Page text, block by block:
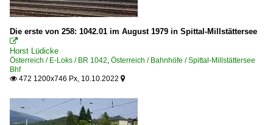
Die erste von 258: 1042.01 im August 1979 in Spittal-Millstättersee

Horst Lüdicke
Österreich / E-Loks / BR 1042, Österreich / Bahnhöfe / Spittal-Millstättersee
Bhf
 472 1200x746 Px, 10.10.2022 